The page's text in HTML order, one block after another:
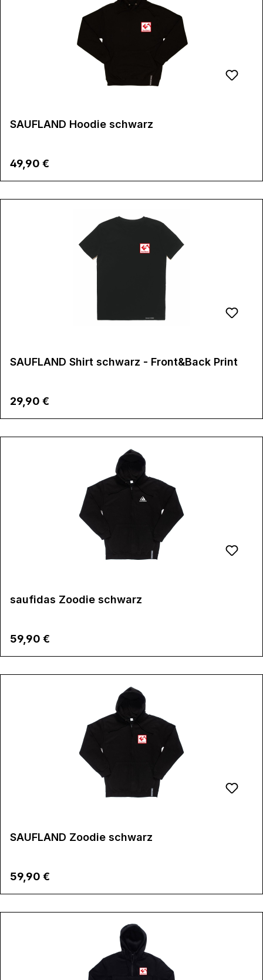
SAUFLAND Hoodie schwarz
Regulärer Preis:
49,90 €
SAUFLAND Shirt schwarz - Front&Back Print
Regulärer Preis:
29,90 €
saufidas Zoodie schwarz
Regulärer Preis:
59,90 €
SAUFLAND Zoodie schwarz
Regulärer Preis:
59,90 €